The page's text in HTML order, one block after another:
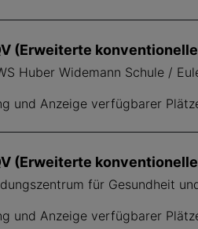
(Erweiterte
Huber Widemann Schule /
und Anzeige verfügbarer
(Erweiterte
für Gesundheit
und Anzeige verfügbarer